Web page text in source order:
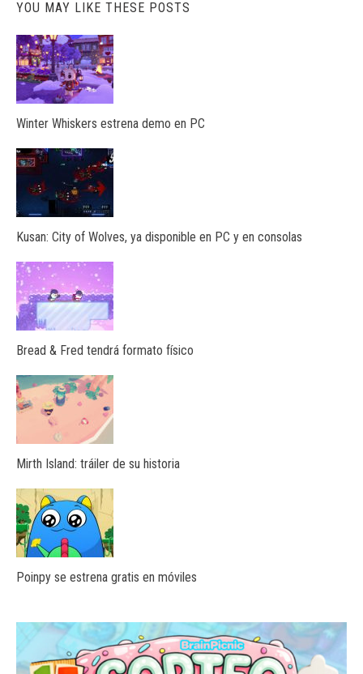
YOU MAY LIKE THESE POSTS
Winter Whiskers estrena demo en PC
Kusan: City of Wolves, ya disponible en PC y en consolas
Bread & Fred tendrá formato físico
Mirth Island: tráiler de su historia
Poinpy se estrena gratis en móviles